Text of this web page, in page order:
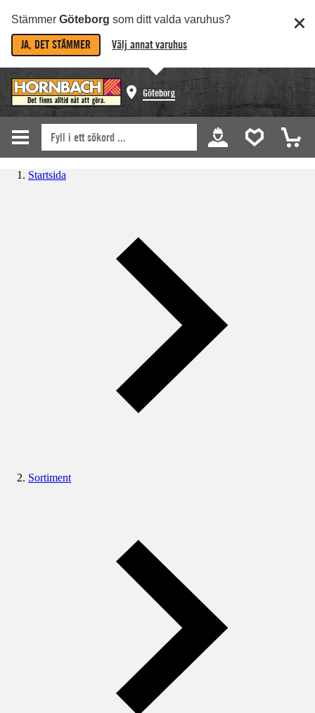
Stämmer Göteborg som ditt valda varuhus?
JA, DET STÄMMER Välj annat varuhus
Göteborg
Startsida
Sortiment